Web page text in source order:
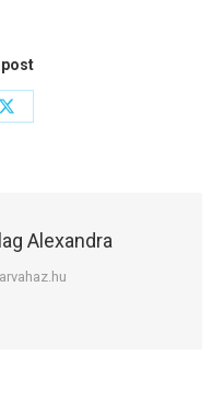
Share
Alexandra